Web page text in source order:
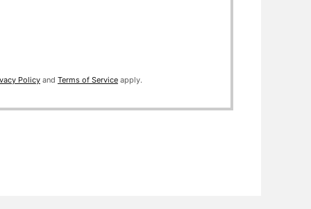
Policy and Terms of Service apply.